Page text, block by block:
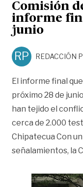
Comisión
informe
junio
RP REDACCIÓN
El informe final
próximo 28 de
han tejido el
cerca de 2.000
Chipatecua Con
señalamientos, la